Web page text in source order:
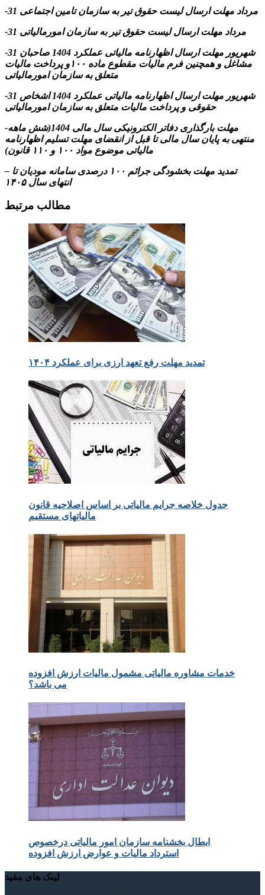
-31 مرداد مهلت ارسال ليست حقوق تیر به سازمان تامین اجتماعی
-31 مرداد مهلت ارسال ليست حقوق تیر به سازمان امورمالیاتی
-31 شهریور مهلت ارسال اظهارنامه مالیاتی عملکرد 1404 صاحبان
مشاغل و همچنین فرم مالیات مقطوع ماده ۱۰۰و پرداخت مالیات
متعلق به سازمان امورمالیاتی
-31 شهریور مهلت ارسال اظهارنامه مالیاتی عملکرد 1404 اشخاص
حقوقی و پرداخت مالیات متعلق به سازمان امورمالیاتی
-مهلت بارگذاری دفاتر الکترونیکی سال مالی 1404(شش ماهه
منتهی به پایان سال مالی تا قبل از انقضای مهلت تسلیم اظهارنامه
مالیاتی موضوع مواد ۱۰۰ و ۱۱۰ قانون)
– تمدید مهلت بخشودگی جرائم ۱۰۰ درصدی سامانه مودیان تا
انتهای سال ۱۴۰۵
مطالب مرتبط
تمدید مهلت رفع تعهد ارزی برای عملکرد ۱۴۰۴
جدول خلاصه جرایم مالیاتی بر اساس اصلاحیه قانون
مالیاتهای مستقیم
خدمات مشاوره مالیاتی مشمول مالیات ارزش افزوده
می باشد؟
ابطال بخشنامه سازمان امور مالیاتی درخصوص
استرداد مالیات و عوارض ارزش افزوده
لینک های مفید